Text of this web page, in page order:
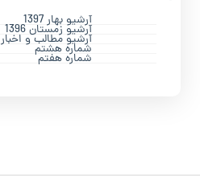
آرشیو بهار 1397
آرشیو زمستان 1396
آرشیو مطالب و اخبار
شماره هشتم
شماره هفتم